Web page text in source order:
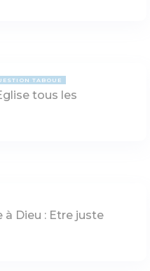
TABOUE
tous les
Dieu : Etre juste